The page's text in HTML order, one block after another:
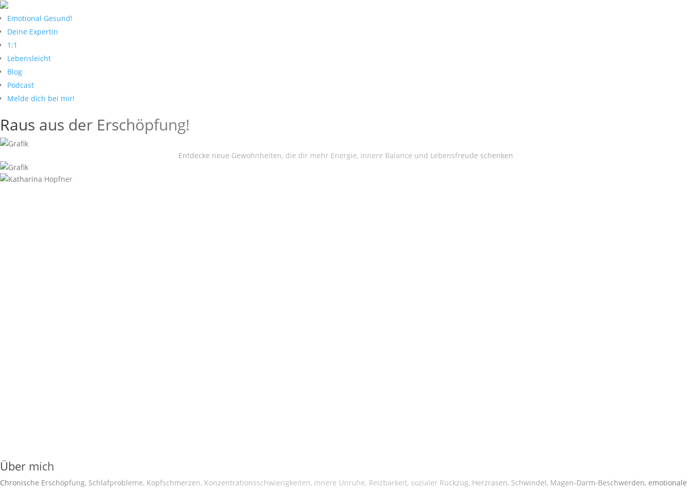
Emotional Gesund!
Deine Expertin
1:1
Lebensleicht
Blog
Podcast
Melde dich bei mir!
Raus aus der Erschöpfung!
Entdecke neue Gewohnheiten, die dir mehr Energie, innere Balance und Lebensfreude schenken
Über mich
Chronische Erschöpfung, Schlafprobleme, Kopfschmerzen, Konzentrationsschwierigkeiten, innere Unruhe, Reizbarkeit, sozialer Rückzug, Herzrasen, Schwindel, Magen-Darm-Beschwerden, emotionale